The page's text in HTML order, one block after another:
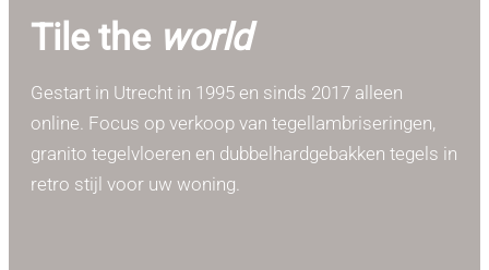
Tile the world
Gestart in Utrecht in 1995 en sinds 2017 alleen
online. Focus op verkoop van tegellambriseringen,
granito tegelvloeren en dubbelhardgebakken tegels in
retro stijl voor uw woning.